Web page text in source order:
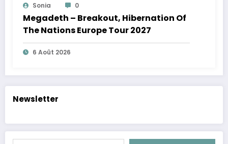
Sonia 0
Megadeth – Breakout, Hibernation Of
The Nations Europe Tour 2027
6 Août 2026
Newsletter
Saisissez votre adresse e-mail…